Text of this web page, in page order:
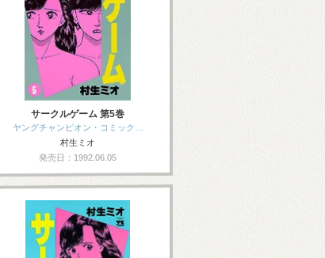
サークルゲーム 第5巻
ヤングチャンピオン・コミック…
村生ミオ
発売日：1992.06.05